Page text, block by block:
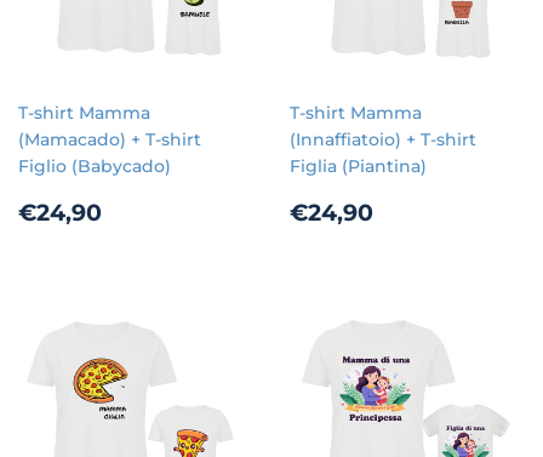
T-shirt Mamma
(Mamacado) + T-shirt
Figlio (Babycado)
Prezzo
€24,90
T-shirt Mamma
(Innaffiatoio) + T-shirt
Figlia (Piantina)
Prezzo
€24,90